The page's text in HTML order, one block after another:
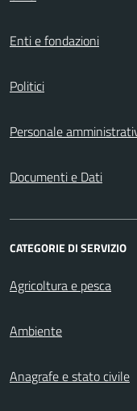
Enti e fondazioni
Politici
Personale
Documenti e Dati
CATEGORIE DI SERVIZIO
Agricoltura e pesca
Ambiente
Anagrafe e stato civile